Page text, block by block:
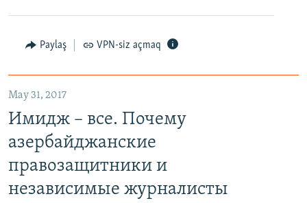
Paylaş VPN-siz açmaq
May 31, 2017
Имидж – все. Почему
азербайджанские
правозащитники и
независимые журналисты